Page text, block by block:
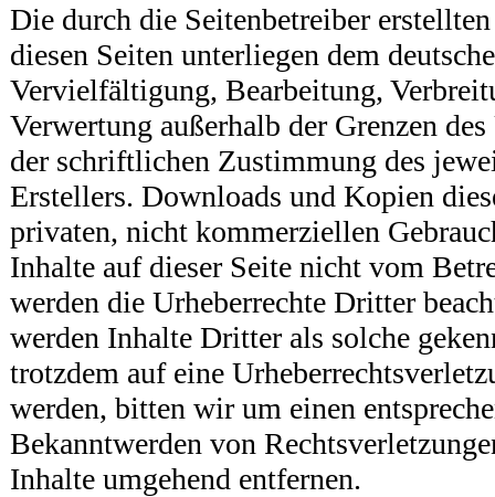
Die durch die Seitenbetreiber
diesen Seiten unterliegen dem
Vervielfältigung, Bearbeitung,
Verwertung außerhalb der Grenzen
der schriftlichen Zustimmung des
Erstellers. Downloads und Kopien
privaten, nicht kommerziellen
Inhalte auf dieser Seite nicht vom
werden die Urheberrechte Dritter
werden Inhalte Dritter als solche
trotzdem auf eine
werden, bitten wir um einen
Bekanntwerden von
Inhalte umgehend entfernen.